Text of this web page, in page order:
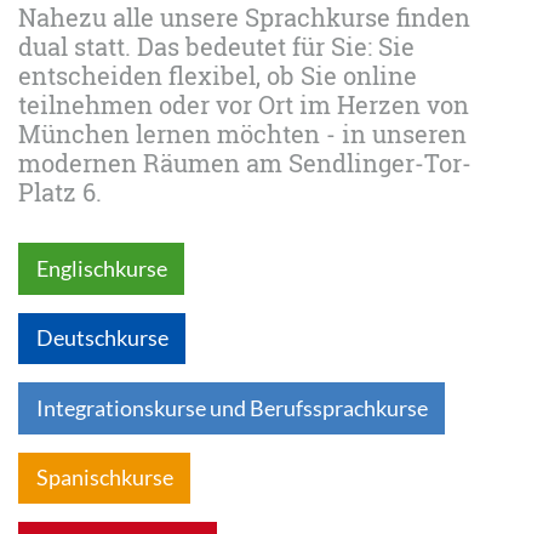
Nahezu alle unsere Sprachkurse finden
dual statt. Das bedeutet für Sie: Sie
entscheiden flexibel, ob Sie online
teilnehmen oder vor Ort im Herzen von
München lernen möchten - in unseren
modernen Räumen am Sendlinger-Tor-
Platz 6.
Englischkurse
Deutschkurse
Integrationskurse und Berufssprachkurse
Spanischkurse